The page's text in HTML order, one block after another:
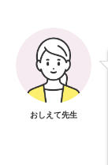
おしえて先生